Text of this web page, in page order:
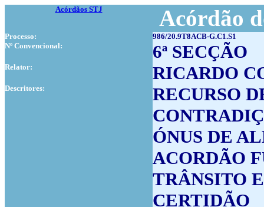
Acórdãos STJ Acórdão
Processo:
986/20.9T8ACB-G.C1.S1
Nº Convencional:
6ª SECÇÃO
Relator: RICARDO
Descritores:
RECURSO
ÓNUS DE
ACORDÃO
TRÂNSITO
CERTIDÃO